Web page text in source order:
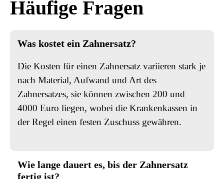
Häufige Fragen
Was kostet ein Zahnersatz?
Die Kosten für einen Zahnersatz variieren stark je
nach Material, Aufwand und Art des
Zahnersatzes, sie können zwischen 200 und
4000 Euro liegen, wobei die Krankenkassen in
der Regel einen festen Zuschuss gewähren.
Wie lange dauert es, bis der Zahnersatz
fertig ist?